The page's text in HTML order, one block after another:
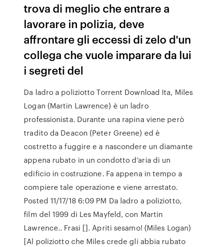
trova di meglio che entrare a
lavorare in polizia, deve
affrontare gli eccessi di zelo d'un
collega che vuole imparare da lui
i segreti del
Da ladro a poliziotto Torrent Download Ita, Miles
Logan (Martin Lawrence) è un ladro
professionista. Durante una rapina viene però
tradito da Deacon (Peter Greene) ed è
costretto a fuggire e a nascondere un diamante
appena rubato in un condotto d’aria di un
edificio in costruzione. Fa appena in tempo a
compiere tale operazione e viene arrestato.
Posted 11/17/18 6:09 PM Da ladro a poliziotto,
film del 1999 di Les Mayfeld, con Martin
Lawrence.. Frasi []. Apriti sesamo! (Miles Logan)
[Al poliziotto che Miles crede gli abbia rubato